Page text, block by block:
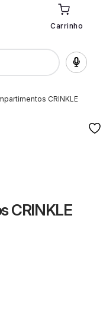
Carrinho
CRINKLE
CRINKLE